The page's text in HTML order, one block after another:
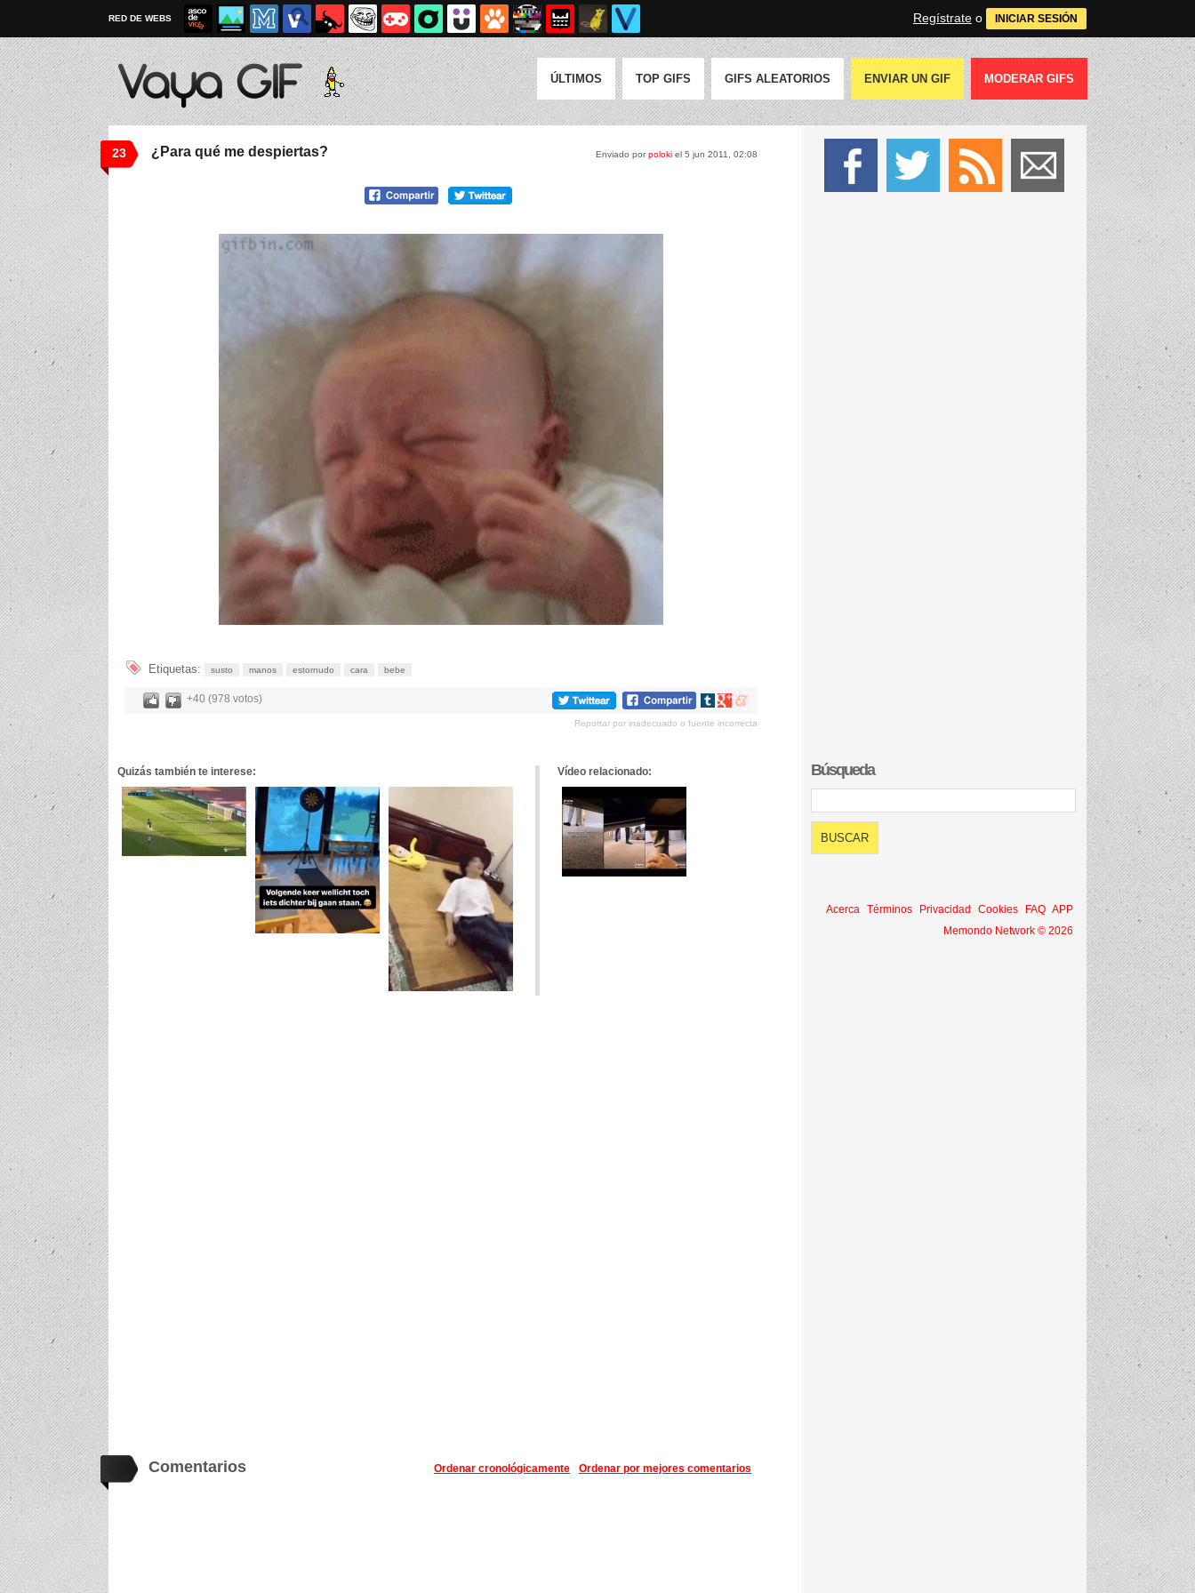
RED DE WEBS Regístrate o INICIAR SESIÓN
ÚLTIMOS TOP GIFS GIFS ALEATORIOS ENVIAR UN GIF MODERAR GIFS
23 Enviado porpoloki el 5 jun 2011, 02:08
¿Para qué me despiertas?
Etiquetas: susto manos estornudo cara bebe
+40 (978 votos)
Compartir
tumblr
Compartir
Google+
Compartir
meneame
Reportar por inadecuado o fuente incorrecta
Quizás también te interese: Vídeo relacionado:
Comentarios Ordenar por mejores comentarios
Ordenar cronológicamente
Búsqueda
Acerca Términos Privacidad Cookies FAQ APP
Memondo Network © 2026